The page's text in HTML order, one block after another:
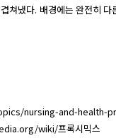
쳐냈다. 배경에는 완전히
nursing-and-health-
wiki/프록시믹스